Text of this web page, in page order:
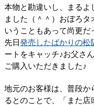
本物と勘違いし、まるよ
ました（＾＾）おぼろ
いうこともあって尚更だ
先日 発売したばかりの松
ートをキャッチ♪お父さ
ご購入いただきました♪
地元のお客様は、普段か
るとのことで、「また店